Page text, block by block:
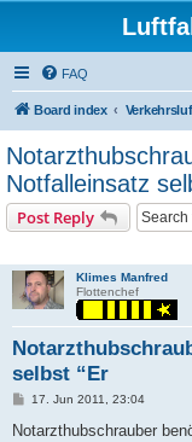
FAQ
Board index
Notfalleinsatz
Post Reply
Klimes Manfred
Flottenchef
selbst “Er
P
s
17. Jun 2011, 23:04
Notarzthubschrauber